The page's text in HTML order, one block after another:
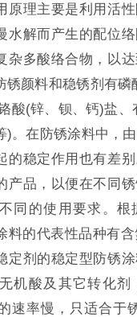
原理主要是利用活
水解而产生的配位
杂多酸络合物，以
颜料和稳锈剂有磷
酸(锌、钡、钙)盐、
)。在防锈涂料中，
的稳定作用也有差
产品，以便在不同
同的使用要求。根
料的代表性品种有
定剂的稳定型防锈
机酸及其它转化剂
速率慢，只适合于